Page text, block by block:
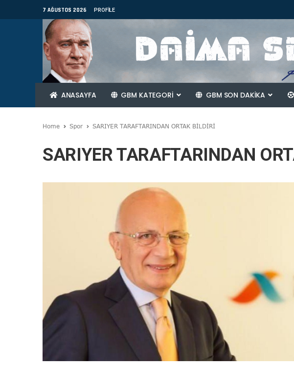
7 AĞUSTOS 2026 PROFILE
ANASAYFA GBM KATEGORİ GBM SON DAKİKA
Home Spor SARIYER TARAFTARINDAN ORTAK BİLDİRİ
SARIYER TARAFTARINDAN